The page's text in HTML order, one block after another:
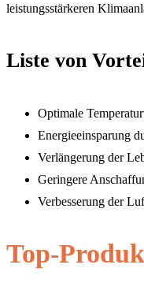
leistungsstärkeren
Liste von
Optimale
Energieeinsparung
Verlängerung der
Geringere
Verbesserung der
Top-